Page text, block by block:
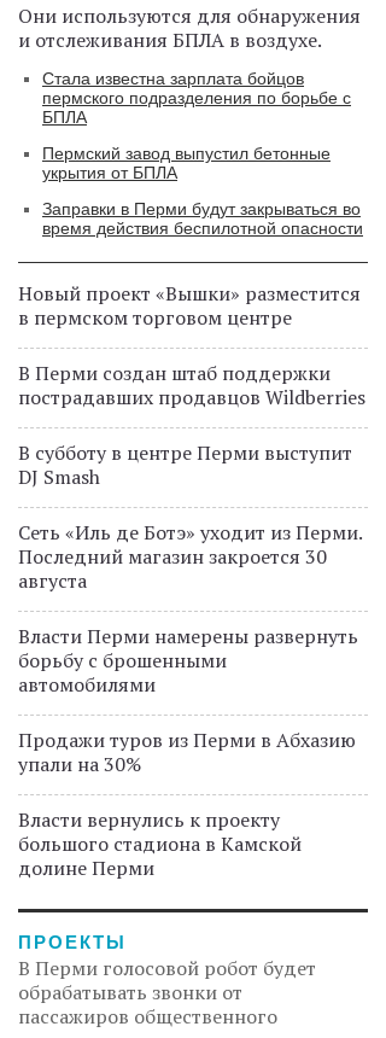
Они используются для обнаружения
и отслеживания БПЛА в воздухе.
Стала известна зарплата бойцов
пермского подразделения по борьбе с
БПЛА
Пермский завод выпустил бетонные
укрытия от БПЛА
Заправки в Перми будут закрываться во
время действия беспилотной опасности
Новый проект «Вышки» разместится
в пермском торговом центре
В Перми создан штаб поддержки
пострадавших продавцов Wildberries
В субботу в центре Перми выступит
DJ Smash
Сеть «Иль де Ботэ» уходит из Перми.
Последний магазин закроется 30
августа
Власти Перми намерены развернуть
борьбу с брошенными
автомобилями
Продажи туров из Перми в Абхазию
упали на 30%
Власти вернулись к проекту
большого стадиона в Камской
долине Перми
ПРОЕКТЫ
В Перми голосовой робот будет
обрабатывать звонки от
пассажиров общественного